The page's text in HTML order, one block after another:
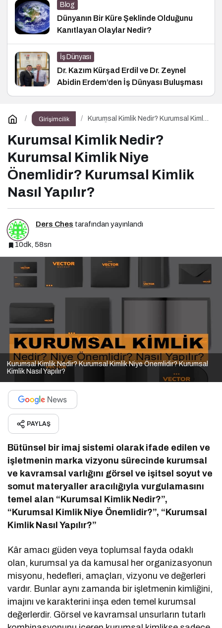
Blog
Dünyanın Bir Küre Şeklinde Olduğunu
Kanıtlayan Olaylar Nedir?
İş Dünyası
Dr. Kazım Kürşad Erdil ve Dr. Zeynel
Abidin Erdem’den İş Dünyası Buluşması
Girişimcilik
Kurumsal Kimlik Nedir? Kurumsal Kimlik
Yapılır?
Kurumsal Kimlik Nedir?
Kurumsal Kimlik Niye
Önemlidir? Kurumsal Kimlik
Nasıl Yapılır?
Ders Ches tarafından yayınlandı
10dk, 58sn
Kurumsal Kimlik Nedir? Kurumsal Kimlik Niye Önemlidir? Kurumsal
Kimlik Nasıl Yapılır?
PAYLAŞ
Bütünsel bir imaj sistemi olarak ifade edilen ve
işletmenin marka vizyonu sürecinde kurumsal
ve kavramsal varlığını görsel ve işitsel soyut ve
somut materyaller aracılığıyla vurgulamasını
temel alan “Kurumsal Kimlik Nedir?”,
“Kurumsal Kimlik Niye Önemlidir?”, “Kurumsal
Kimlik Nasıl Yapılır?”
Kâr amacı güden veya toplumsal fayda odaklı
olan, kurumsal ya da kamusal her organizasyonun
misyonu, hedefleri, amaçları, vizyonu ve değerleri
vardır. Bunlar aynı zamanda bir işletmenin kimliğini,
imajını ve karakterini inşa eden temel kurumsal
değerlerdir. Görsel ve kavramsal unsurların tutarlı